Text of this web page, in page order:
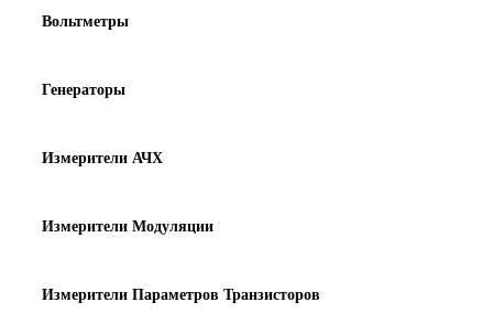
Вольтметры
Генераторы
Измерители АЧХ
Измерители Модуляции
Измерители Параметров Транзисторов